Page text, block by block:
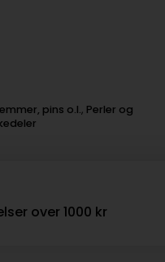
pins o.l., Perler og
over 1000 kr